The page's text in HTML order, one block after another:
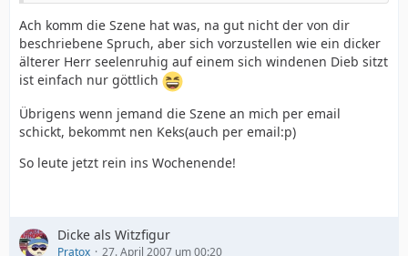
Ach komm die Szene hat was, na gut nicht der von dir
beschriebene Spruch, aber sich vorzustellen wie ein dicker
älterer Herr seelenruhig auf einem sich windenen Dieb sitzt
ist einfach nur göttlich
Übrigens wenn jemand die Szene an mich per email
schickt, bekommt nen Keks(auch per email:p)
So leute jetzt rein ins Wochenende!
Dicke als Witzfigur
Pratox 27. April 2007 um 00:20